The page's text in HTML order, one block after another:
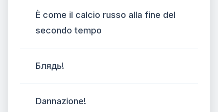
È come il calcio russo alla fine del
secondo tempo
Блядь!
Dannazione!